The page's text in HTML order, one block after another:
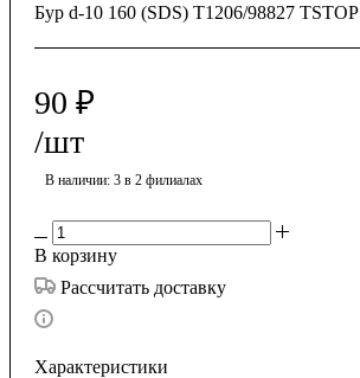
Бур d-10 160 (SDS) Т1206/98827 TSTOP
90 ₽
/шт
В наличии: 3 в 2 филиалах
В корзину
Рассчитать доставку
Характеристики